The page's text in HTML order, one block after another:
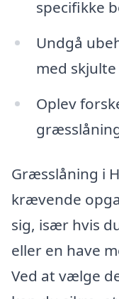
specifikke
Undgå
med
Oplev
Græsslåning i
krævende
sig, især hvis
eller en have
Ved at vælge